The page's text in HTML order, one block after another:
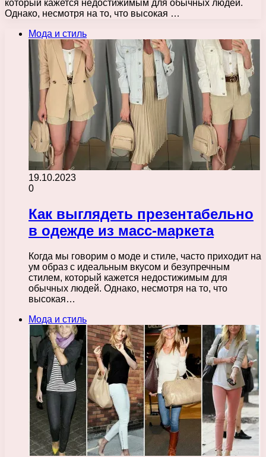
который кажется недостижимым для обычных людей.
Однако, несмотря на то, что высокая …
Мода и стиль
19.10.2023
0
Как выглядеть презентабельно
в одежде из масс-маркета
Когда мы говорим о моде и стиле, часто приходит на
ум образ с идеальным вкусом и безупречным
стилем, который кажется недостижимым для
обычных людей. Однако, несмотря на то, что
высокая…
Мода и стиль